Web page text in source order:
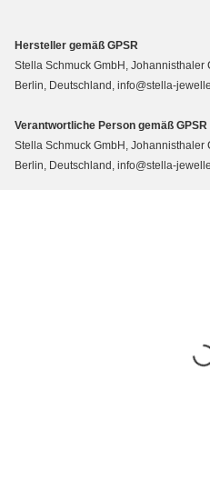
Hersteller gemäß GPSR
Stella Schmuck GmbH, Johannisthaler
Berlin, Deutschland, info@stella-
Verantwortliche Person gemäß GPSR
Stella Schmuck GmbH, Johannisthaler
Berlin, Deutschland, info@stella-